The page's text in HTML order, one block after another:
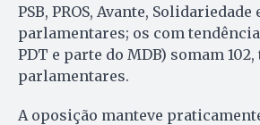
PSB, PROS, Avante, Solidariedade
parlamentares; os com
PDT e parte do MDB) somam
parlamentares.
A oposição manteve